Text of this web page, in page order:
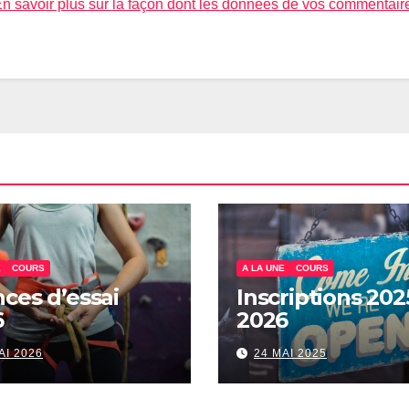
savoir plus sur la façon dont les données de vos
COURS
d’essai
2026
A LA UNE COURS
Inscriptions
2026
24 MAI 2025